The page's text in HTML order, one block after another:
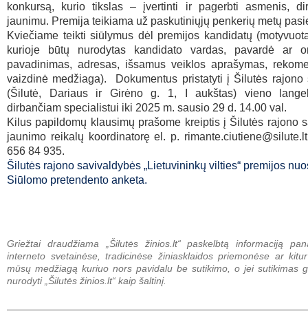
konkursą, kurio tikslas – įvertinti ir pagerbti asmenis,
jaunimu. Premija teikiama už paskutiniųjų penkerių metų
Kviečiame teikti siūlymus dėl premijos kandidatų
kurioje būtų nurodytas kandidato vardas, pavardė ar
pavadinimas, adresas, išsamus veiklos aprašymas,
vaizdinė medžiaga). Dokumentus pristatyti į Šilutės rajono
(Šilutė, Dariaus ir Girėno g. 1, I aukštas) vieno
dirbančiam specialistui iki 2025 m. sausio 29 d. 14.00 val.
Kilus papildomų klausimų prašome kreiptis į Šilutės rajono
jaunimo reikalų koordinatorę el. p.
656 84 935.
Šilutės rajono savivaldybės „Lietuvininkų vilties“ premijos
Siūlomo pretendento anketa.
Griežtai draudžiama „Šilutės žinios.lt“ paskelbtą informaciją
interneto svetainėse, tradicinėse žiniasklaidos priemonėse ar
mūsų medžiagą kuriuo nors pavidalu be sutikimo, o jei sutikimas
nurodyti „Šilutės žinios.lt“ kaip šaltinį.